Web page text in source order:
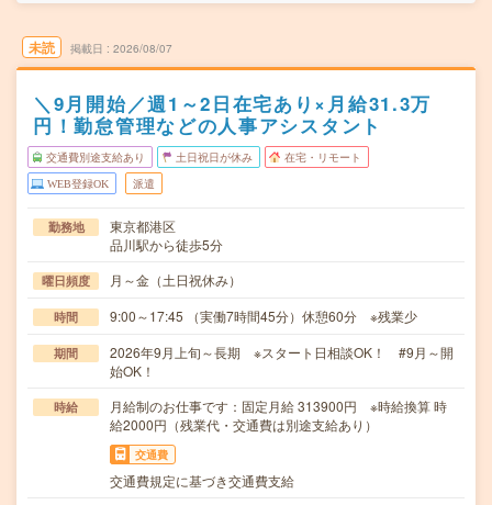
未読 掲載日 2026/08/07
＼9月開始／週1～2日在宅あり×月給31.3万
円！勤怠管理などの人事アシスタント
交通費別途支給あり 土日祝日が休み 在宅・リモート
WEB登録OK 派遣
勤務地
東京都港区
品川駅から徒歩5分
曜日頻度 月～金（土日祝休み）
時間 9:00～17:45 （実働7時間45分）休憩60分 ※残業少
期間
2026年9月上旬～長期 ※スタート日相談OK！ #9月～開
始OK！
時給
月給制のお仕事です：固定月給 313900円 ※時給換算 時
給2000円（残業代・交通費は別途支給あり）
交通費
交通費規定に基づき交通費支給